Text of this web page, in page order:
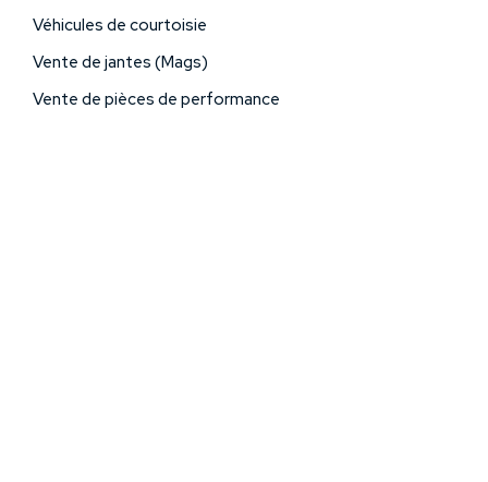
Véhicules de courtoisie
Vente de jantes (Mags)
Vente de pièces de performance